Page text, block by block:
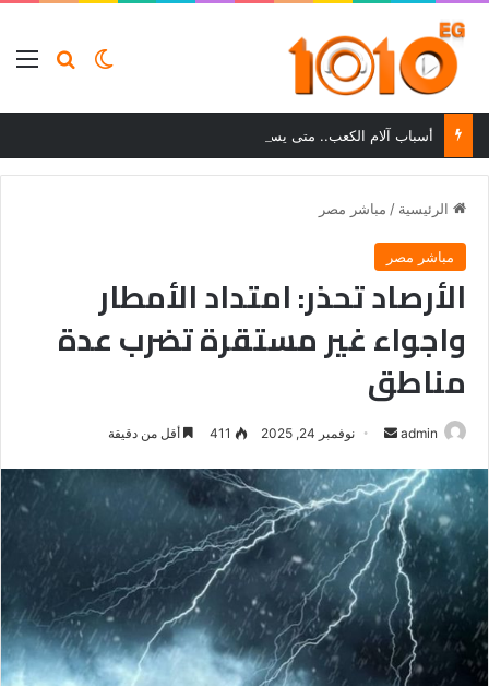
بحثالوضع
أسباب آلام الكعب.. متى يستدعي الألم زيارة الطبيب؟
الرئيسية / مباشر مصر
مباشر مصر
الأرصاد تحذر: امتداد الأمطار
واجواء غير مستقرة تضرب عدة
مناطق
admin
أرسل
إلكترونيا
نوفمبر 24, 2025 411 أقل من دقيقة